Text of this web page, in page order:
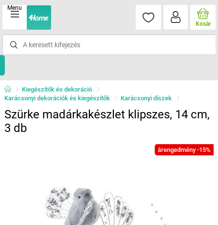
Menu
Kosár
Kiegészítők és dekoráció
Karácsonyi dekorációk és kiegészítők
Karácsonyi díszek
Szürke madárkakészlet klipszes, 14 cm,
3 db
árengedmény -15%